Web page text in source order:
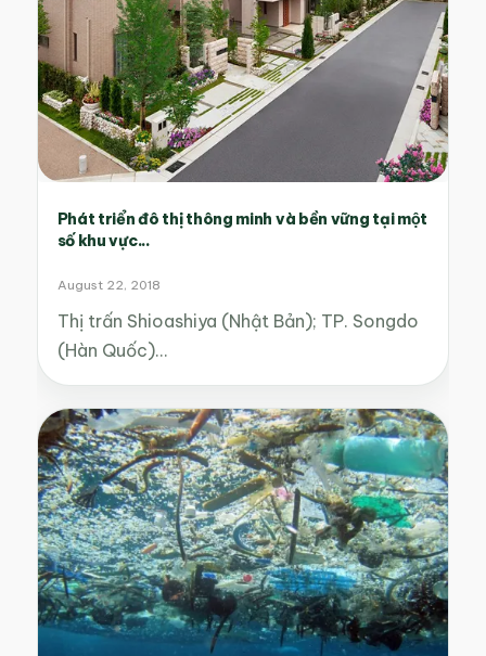
Phát triển đô thị thông minh và bền vững tại một
số khu vực...
August 22, 2018
Thị trấn Shioashiya (Nhật Bản); TP. Songdo
(Hàn Quốc)…